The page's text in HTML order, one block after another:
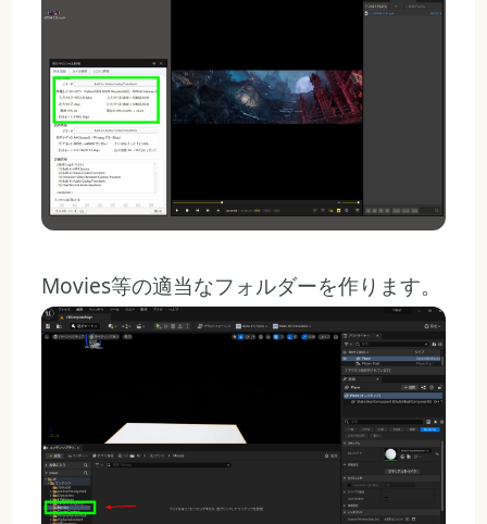
Movies等の適当なフォルダーを作ります。